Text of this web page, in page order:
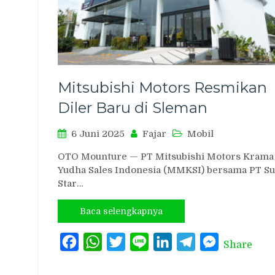
Mitsubishi Motors Resmikan
Diler Baru di Sleman
6 Juni 2025 Fajar Mobil
OTO Mounture — PT Mitsubishi Motors Krama
Yudha Sales Indonesia (MMKSI) bersama PT
Star…
Baca selengkapnya
FacebookWhatsAppTwitterLine LinkedInTelegramMessenger
Share